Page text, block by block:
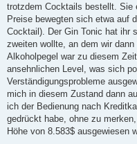
trotzdem Cocktails bestellt. Sie
Preise bewegten sich etwa auf
Cocktail). Der Gin Tonic hat ihr
zweiten wollte, an dem wir
Alkoholpegel war zu diesem
ansehnlichen Level, was sich
Verständigungsprobleme
mich in diesem Zustand dann
ich der Bedienung nach
gedrückt habe, ohne zu
Höhe von 8.583$ ausgewiesen